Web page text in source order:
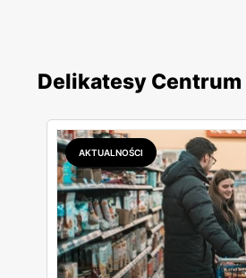
Delikatesy
AKTUALNOŚCI